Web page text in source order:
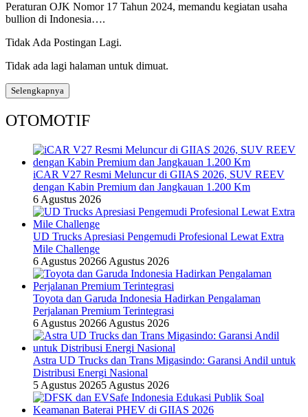
Peraturan OJK Nomor 17 Tahun 2024, memandu kegiatan usaha
bullion di Indonesia….
Tidak Ada Postingan Lagi.
Tidak ada lagi halaman untuk dimuat.
Selengkapnya
OTOMOTIF
iCAR V27 Resmi Meluncur di GIIAS 2026, SUV REEV
dengan Kabin Premium dan Jangkauan 1.200 Km
6 Agustus 2026
UD Trucks Apresiasi Pengemudi Profesional Lewat Extra
Mile Challenge
6 Agustus 20266 Agustus 2026
Toyota dan Garuda Indonesia Hadirkan Pengalaman
Perjalanan Premium Terintegrasi
6 Agustus 20266 Agustus 2026
Astra UD Trucks dan Trans Migasindo: Garansi Andil untuk
Distribusi Energi Nasional
5 Agustus 20265 Agustus 2026